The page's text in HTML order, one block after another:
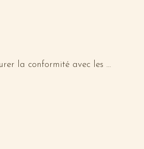
la conformité avec les
traitées de manière appropriée